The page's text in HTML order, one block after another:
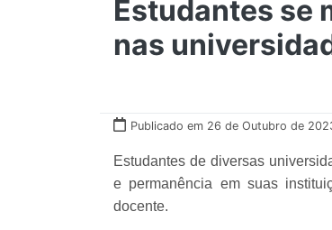
Estudantes se
nas
Publicado em 26 de Outubro de
Estudantes de diversas
e permanência em suas
docente.